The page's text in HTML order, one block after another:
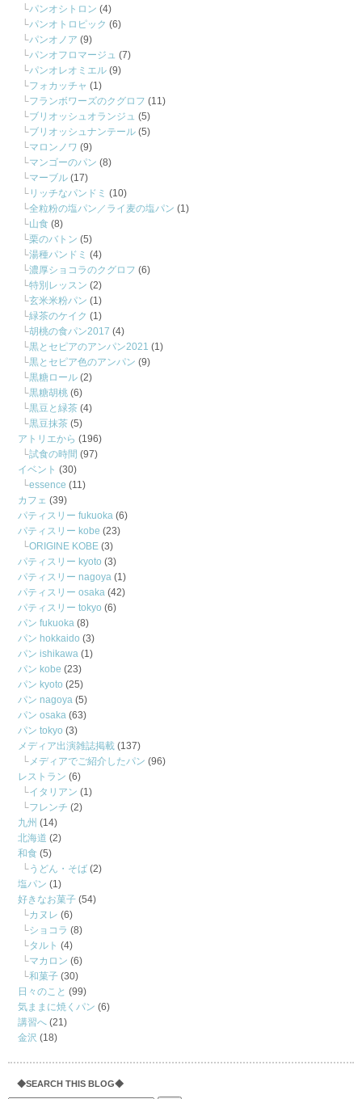
パンオシトロン (4)
パンオトロピック (6)
パンオノア (9)
パンオフロマージュ (7)
パンオレオミエル (9)
フォカッチャ (1)
フランボワーズのクグロフ (11)
ブリオッシュオランジュ (5)
ブリオッシュナンテール (5)
マロンノワ (9)
マンゴーのパン (8)
マーブル (17)
リッチなパンドミ (10)
全粒粉の塩パン／ライ麦の塩パン (1)
山食 (8)
栗のバトン (5)
湯種パンドミ (4)
濃厚ショコラのクグロフ (6)
特別レッスン (2)
玄米米粉パン (1)
緑茶のケイク (1)
胡桃の食パン2017 (4)
黒とセピアのアンパン2021 (1)
黒とセピア色のアンパン (9)
黒糖ロール (2)
黒糖胡桃 (6)
黒豆と緑茶 (4)
黒豆抹茶 (5)
アトリエから (196)
試食の時間 (97)
イベント (30)
essence (11)
カフェ (39)
パティスリー fukuoka (6)
パティスリー kobe (23)
ORIGINE KOBE (3)
パティスリー kyoto (3)
パティスリー nagoya (1)
パティスリー osaka (42)
パティスリー tokyo (6)
パン fukuoka (8)
パン hokkaido (3)
パン ishikawa (1)
パン kobe (23)
パン kyoto (25)
パン nagoya (5)
パン osaka (63)
パン tokyo (3)
メディア出演雑誌掲載 (137)
メディアでご紹介したパン (96)
レストラン (6)
イタリアン (1)
フレンチ (2)
九州 (14)
北海道 (2)
和食 (5)
うどん・そば (2)
塩パン (1)
好きなお菓子 (54)
カヌレ (6)
ショコラ (8)
タルト (4)
マカロン (6)
和菓子 (30)
日々のこと (99)
気ままに焼くパン (6)
講習へ (21)
金沢 (18)
◆SEARCH THIS BLOG◆